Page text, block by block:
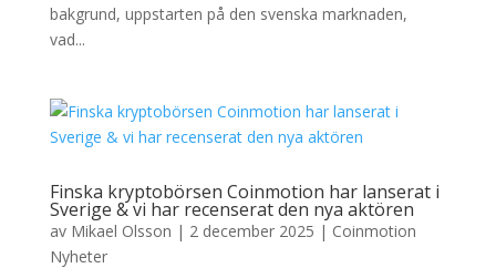
bakgrund, uppstarten på den svenska marknaden,
vad...
Finska kryptobörsen Coinmotion har lanserat i
Sverige & vi har recenserat den nya aktören
av Mikael Olsson | 2 december 2025 | Coinmotion
Nyheter